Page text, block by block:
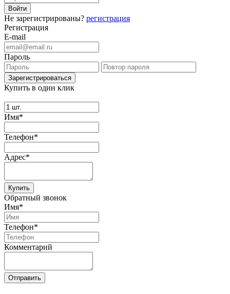
Не зарегистрированы? регистрация
Регистрация
E-mail
Пароль
Купить в один клик
Имя*
Телефон*
Адрес*
Купить
Обратный звонок
Имя*
Телефон*
Комментарий
Отправить